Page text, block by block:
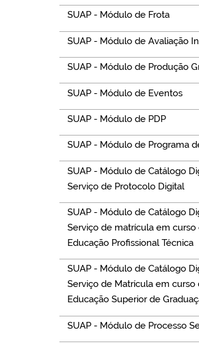
SUAP - Módulo de Frota
SUAP - Módulo de Avaliação
SUAP - Módulo de Produção
SUAP - Módulo de Eventos
SUAP - Módulo de PDP
SUAP - Módulo de Programa
SUAP - Módulo de Catálogo
Serviço de Protocolo Digital
SUAP - Módulo de Catálogo
Serviço de matrícula em curso
Educação Profissional Técnica
SUAP - Módulo de Catálogo
Serviço de Matrícula em curso
Educação Superior de
SUAP - Módulo de Processo